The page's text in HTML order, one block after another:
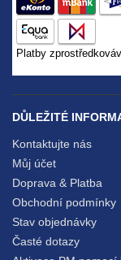
Platby
DŮLEŽITÉ
Kontaktujte nás
Můj účet
Doprava & Platba
Obchodní podmínky
Stav objednávky
Časté dotazy